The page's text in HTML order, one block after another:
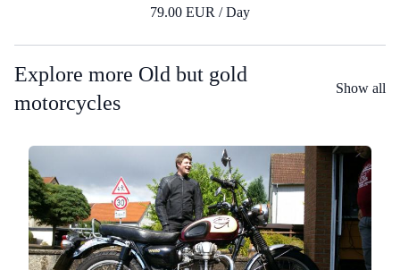
79.00 EUR / Day
Explore more Old but gold
motorcycles
Show all